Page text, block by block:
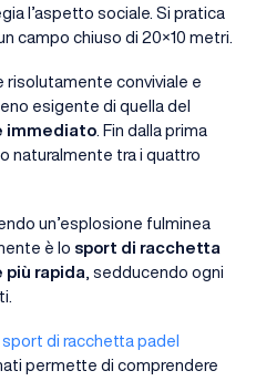
l’aspetto sociale. Si pratica
campo chiuso di 20×10 metri.
risolutamente conviviale e
esigente di quella del
immediato . Fin dalla prima
naturalmente tra i quattro
un’esplosione fulminea
è lo sport di racchetta
più rapida , sedducendo ogni
sport di racchetta padel
permette di comprendere